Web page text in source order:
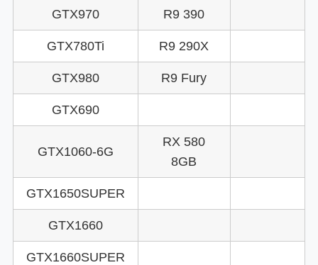
GTX970 R9 390
GTX780Ti R9 290X
GTX980 R9 Fury
GTX690
GTX1060-6G
RX 580
8GB
GTX1650SUPER
GTX1660
GTX1660SUPER